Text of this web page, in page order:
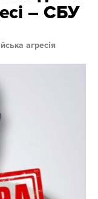
– СБУ
агресія